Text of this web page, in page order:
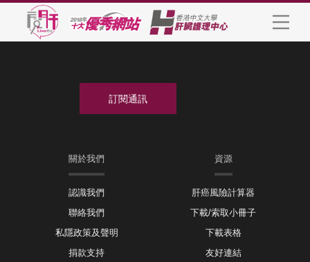
關於我們
認識我們
聯絡我們
私隱政策及聲明
捐款支持
資源
肝癌風險計算器
下載/索取小冊子
下載表格
友好連結